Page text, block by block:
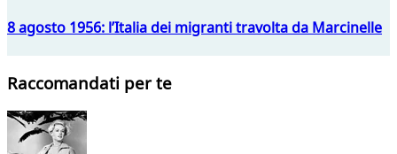
8 agosto 1956: l’Italia dei migranti travolta da Marcinelle
Raccomandati per te